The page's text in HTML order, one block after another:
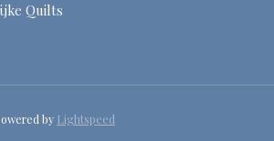
Quilts
by Lightspeed